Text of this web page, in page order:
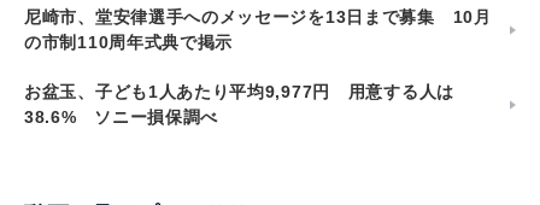
尼崎市、堂安律選手へのメッセージを13日まで募集 10月
の市制110周年式典で掲示
お盆玉、子ども1人あたり平均9,977円 用意する人は
38.6% ソニー損保調べ